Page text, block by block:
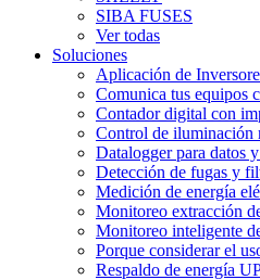
SIBA FUSES
Ver todas
Soluciones
Aplicación de
Comunica tus equipos
Contador digital con
Control de iluminación
Datalogger para datos
Detección de fugas y
Medición de energía
Monitoreo extracción
Monitoreo inteligente
Porque considerar el
Respaldo de energía